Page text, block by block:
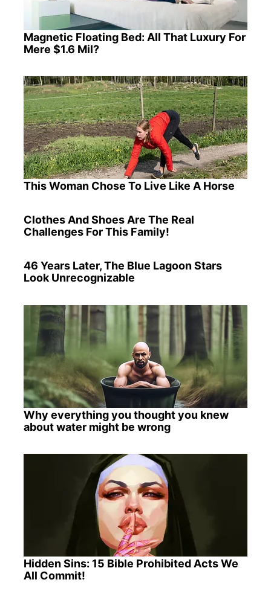
Magnetic Floating Bed: All That Luxury For
Mere $1.6 Mil?
This Woman Chose To Live Like A Horse
Clothes And Shoes Are The Real
Challenges For This Family!
46 Years Later, The Blue Lagoon Stars
Look Unrecognizable
Why everything you thought you knew
about water might be wrong
Hidden Sins: 15 Bible Prohibited Acts We
All Commit!